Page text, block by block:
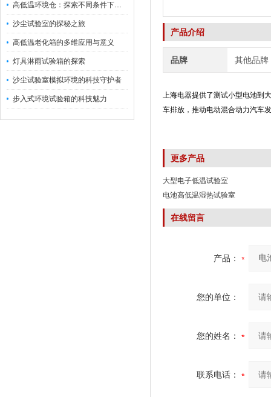
高低温环境仓：探索不同条件下的科学奥秘
沙尘试验室的探秘之旅
高低温老化箱的多维应用与意义
灯具淋雨试验箱的探索
沙尘试验室模拟环境的科技守护者
步入式环境试验箱的科技魅力
产品介绍
品牌 其他品牌
上海电器提供了测试小型电池到
车排放，推动电动混合动力汽车
更多产品
大型电子低温试验室
电池高低温湿热试验室
在线留言
产品：
您的单位：
您的姓名：
联系电话：